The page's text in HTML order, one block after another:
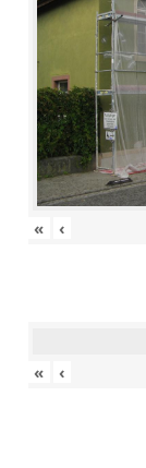
« ‹
« ‹